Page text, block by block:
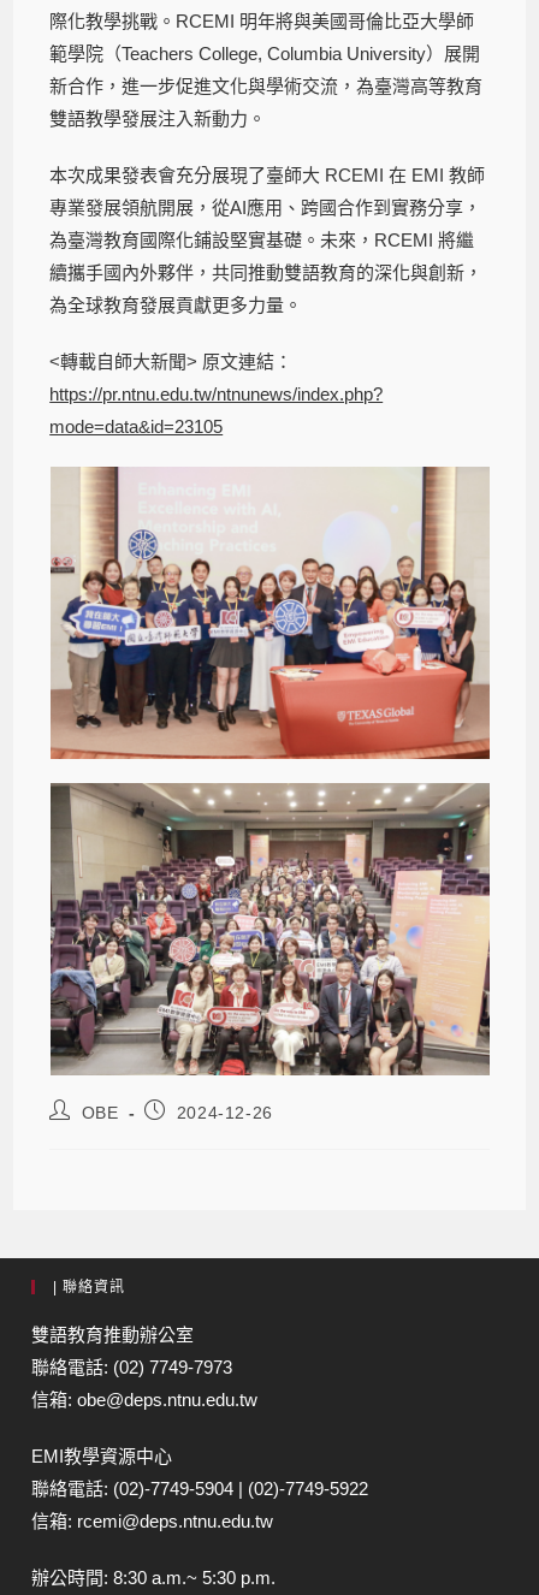
際化教學挑戰。RCEMI 明年將與美國哥倫比亞大學師
範學院（Teachers College, Columbia University）展開
新合作，進一步促進文化與學術交流，為臺灣高等教育
雙語教學發展注入新動力。
本次成果發表會充分展現了臺師大 RCEMI 在 EMI 教師
專業發展領航開展，從AI應用、跨國合作到實務分享，
為臺灣教育國際化鋪設堅實基礎。未來，RCEMI 將繼
續攜手國內外夥伴，共同推動雙語教育的深化與創新，
為全球教育發展貢獻更多力量。
<轉載自師大新聞> 原文連結：
https://pr.ntnu.edu.tw/ntnunews/index.php?
mode=data&id=23105
OBE 2024-12-26
| 聯絡資訊
雙語教育推動辦公室
聯絡電話: (02) 7749-7973
信箱: obe@deps.ntnu.edu.tw
EMI教學資源中心
聯絡電話: (02)-7749-5904 | (02)-7749-5922
信箱: rcemi@deps.ntnu.edu.tw
辦公時間: 8:30 a.m.~ 5:30 p.m.